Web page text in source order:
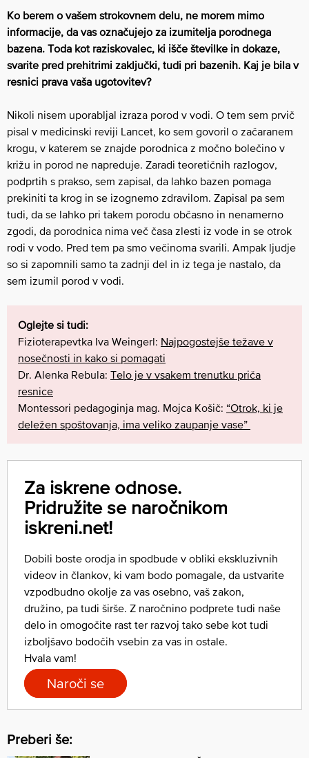
Ko berem o vašem strokovnem delu, ne morem mimo
informacije, da vas označujejo za izumitelja porodnega
bazena. Toda kot raziskovalec, ki išče številke in dokaze,
svarite pred prehitrimi zaključki, tudi pri bazenih. Kaj je bila v
resnici prava vaša ugotovitev?
Nikoli nisem uporabljal izraza porod v vodi. O tem sem prvič
pisal v medicinski reviji Lancet, ko sem govoril o začaranem
krogu, v katerem se znajde porodnica z močno bolečino v
križu in porod ne napreduje. Zaradi teoretičnih razlogov,
podprtih s prakso, sem zapisal, da lahko bazen pomaga
prekiniti ta krog in se izognemo zdravilom. Zapisal pa sem
tudi, da se lahko pri takem porodu občasno in nenamerno
zgodi, da porodnica nima več časa zlesti iz vode in se otrok
rodi v vodo. Pred tem pa smo večinoma svarili. Ampak ljudje
so si zapomnili samo ta zadnji del in iz tega je nastalo, da
sem izumil porod v vodi.
Oglejte si tudi:
Fizioterapevtka Iva Weingerl: Najpogostejše težave v
nosečnosti in kako si pomagati
Dr. Alenka Rebula: Telo je v vsakem trenutku priča
resnice
Montessori pedagoginja mag. Mojca Košič: “Otrok, ki je
deležen spoštovanja, ima veliko zaupanje vase”
Za iskrene odnose.
Pridružite se naročnikom
iskreni.net!
Dobili boste orodja in spodbude v obliki ekskluzivnih
videov in člankov, ki vam bodo pomagale, da ustvarite
vzpodbudno okolje za vas osebno, vaš zakon,
družino, pa tudi širše. Z naročnino podprete tudi naše
delo in omogočite rast ter razvoj tako sebe kot tudi
izboljšavo bodočih vsebin za vas in ostale.
Hvala vam!
Naroči se
Preberi še: